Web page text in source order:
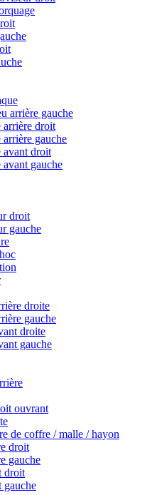
arrière gauche
arrière droit
gauche
avant droit
gauche
droit
gauche
droite
gauche
droite
gauche
ouvrant
de coffre / malle / hayon
droit
gauche
droit
gauche